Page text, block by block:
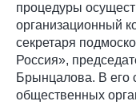
процедуры
организационный
секретаря
Россия»,
Брынцалова. В его
общественных